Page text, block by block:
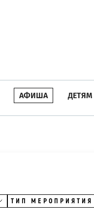
АФИША ДЕТЯМ
ТИП МЕРОПРИЯТИЯ